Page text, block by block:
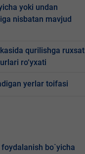
yoki undan
nisbatan mavjud
qurilishga ruxsat
ro‘yxati
yerlar toifasi
bo`yicha